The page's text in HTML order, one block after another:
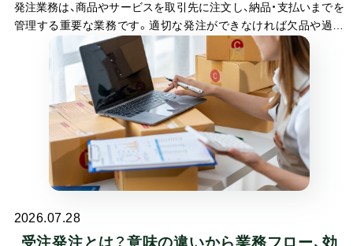
発注業務は、商品やサービスを取引先に注文し、納品・支払いまでを
管理する重要な業務です。適切な発注ができなければ欠品や過剰
在庫が発生し、コスト増加や機会損失につながります。特に小売業
や製造業では、在庫管理と連動した発注の精度が経営効率を大きく
2026.07.28
受注発注とは？意味の違いから業務フロー、効